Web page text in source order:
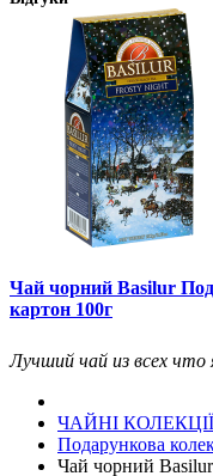
Чай чорний Basilur
картон 100г
Лучший чай из всех что
ЧАЙНІ
Подарункова
Чай чорний